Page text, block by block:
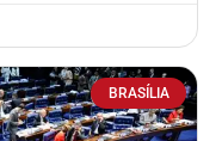
BRASÍLIA